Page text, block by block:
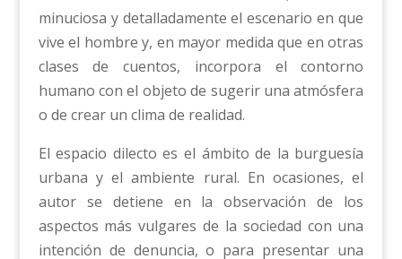
minuciosa y detalladamente el escenario en que
vive el hombre y, en mayor medida que en otras
clases de cuentos, incorpora el contorno
humano con el objeto de sugerir una atmósfera
o de crear un clima de realidad.
El espacio dilecto es el ámbito de la burguesía
urbana y el ambiente rural. En ocasiones, el
autor se detiene en la observación de los
aspectos más vulgares de la sociedad con una
intención de denuncia, o para presentar una